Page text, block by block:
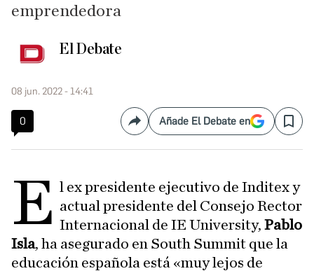
emprendedora
El Debate
08 jun. 2022 - 14:41
0 CompartirAñade El Debate en Save
E l ex presidente ejecutivo de Inditex y
actual presidente del Consejo Rector
Internacional de IE University,Pablo
Isla, ha asegurado en South Summit que la
educación española está «muy lejos de